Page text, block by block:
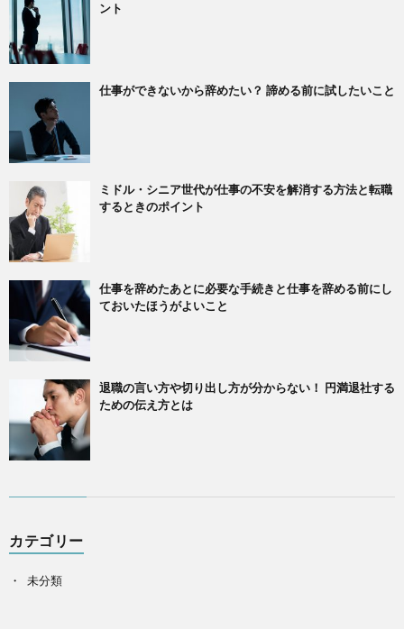
ント
仕事ができないから辞めたい？ 諦める前に試したいこと
ミドル・シニア世代が仕事の不安を解消する方法と転職
するときのポイント
仕事を辞めたあとに必要な手続きと仕事を辞める前にし
ておいたほうがよいこと
退職の言い方や切り出し方が分からない！ 円満退社する
ための伝え方とは
カテゴリー
未分類